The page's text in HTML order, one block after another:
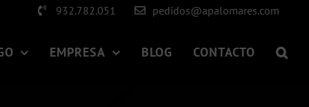
932.782.051 pedidos@apalomares.com
EMPRESA BLOG CONTACTO